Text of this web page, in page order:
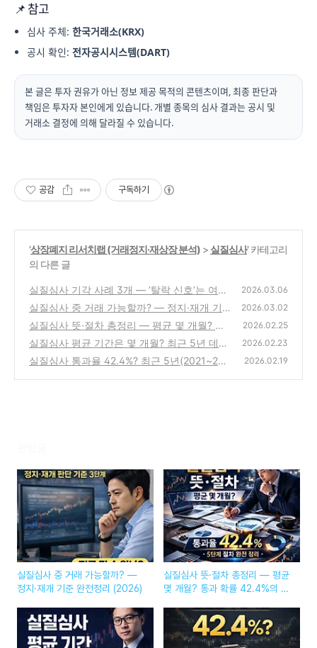
📌 참고
심사 주체: 한국거래소(KRX)
공시 확인: 전자공시시스템(DART)
본 글은 투자 권유가 아닌 정보 제공 목적의 콘텐츠이며, 최종 판단과
책임은 투자자 본인에게 있습니다. 개별 종목의 심사 결과는 공시 및
거래소 결정에 의해 달라질 수 있습니다.
공감 구독하기
'상장폐지 리서치랩 (거래정지·재상장 분석) > 실질심사' 카테고리
의 다른 글
실질심사 기각 사례 3개 — ‘탈락 신호’는 여기
서 갈린다 | 감사·횡령·자본잠식 (2026)
(0)
2026.03.06
실질심사 중 거래 가능할까? — 정지·재개 기
준 완전정리 (2026)
(0)
2026.03.02
실질심사 뜻·절차 총정리 — 평균 몇 개월? 통
과 확률 42.4%의 진짜 의미 (2026 최신)
(0)
2026.02.25
실질심사 평균 기간은 몇 개월? 최근 5년 데이
터로 본 ‘결정까지 걸린 시간’ (2026)
(0)
2026.02.23
실질심사 통과율 42.4%? 최근 5년(2021~202
2026.02.19
실질심사 중 거래 가능할까? —
정지·재개 기준 완전정리 (2026)
실질심사 뜻·절차 총정리 — 평균
몇 개월? 통과 확률 42.4%의 진